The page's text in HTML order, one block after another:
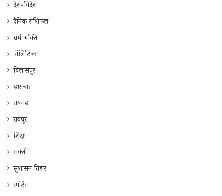
देश-विदेश
दैनिक राशिफ़ल
धर्म भक्ति
पॉलिटिक्स
बिलासपुर
भ्रष्टाचार
रायगढ़
रायपुर
शिक्षा
सक्ती
सुशासन तिहार
स्पोर्ट्स